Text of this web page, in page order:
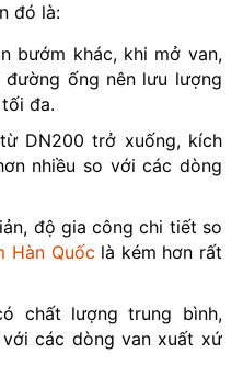
đó là:
bướm khác, khi mở van,
ống nên lưu lượng
đa.
DN200 trở xuống, kích
nhiều so với các dòng
độ gia công chi tiết so
Hàn Quốc là kém hơn rất
chất lượng trung bình,
các dòng van xuất xứ